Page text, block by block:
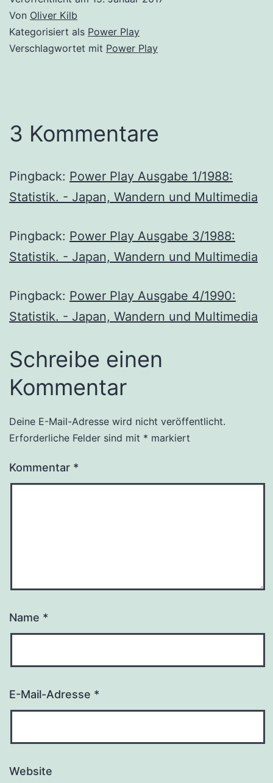
Von Oliver Kilb
Kategorisiert als Power Play
Verschlagwortet mit Power Play
3 Kommentare
Pingback: Power Play Ausgabe 1/1988:
Statistik. - Japan, Wandern und Multimedia
Pingback: Power Play Ausgabe 3/1988:
Statistik. - Japan, Wandern und Multimedia
Pingback: Power Play Ausgabe 4/1990:
Statistik. - Japan, Wandern und Multimedia
Schreibe einen
Kommentar
Deine E-Mail-Adresse wird nicht veröffentlicht.
Erforderliche Felder sind mit * markiert
Kommentar *
Name *
E-Mail-Adresse *
Website